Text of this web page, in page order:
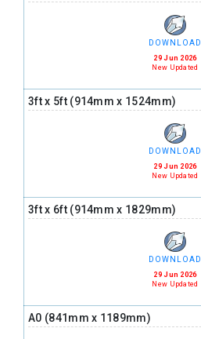
DOWNLOAD
29 Jun 2026
New Updated
3ft x 5ft (914mm x 1524mm)
DOWNLOAD
29 Jun 2026
New Updated
3ft x 6ft (914mm x 1829mm)
DOWNLOAD
29 Jun 2026
New Updated
A0 (841mm x 1189mm)